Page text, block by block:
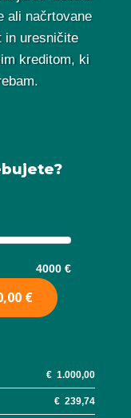
ali načrtovane
in uresničite
kreditom, ki
4000 €
€
€1.000,00
€239,74